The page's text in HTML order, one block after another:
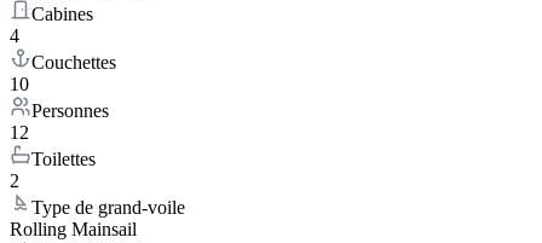
Cabines
4
Couchettes
10
Personnes
12
Toilettes
2
Type de grand-voile
Rolling Mainsail